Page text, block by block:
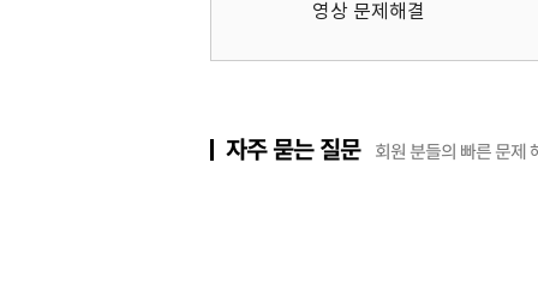
영상 문제해결
자주 묻는 질문 회원 분들의 빠른 문제